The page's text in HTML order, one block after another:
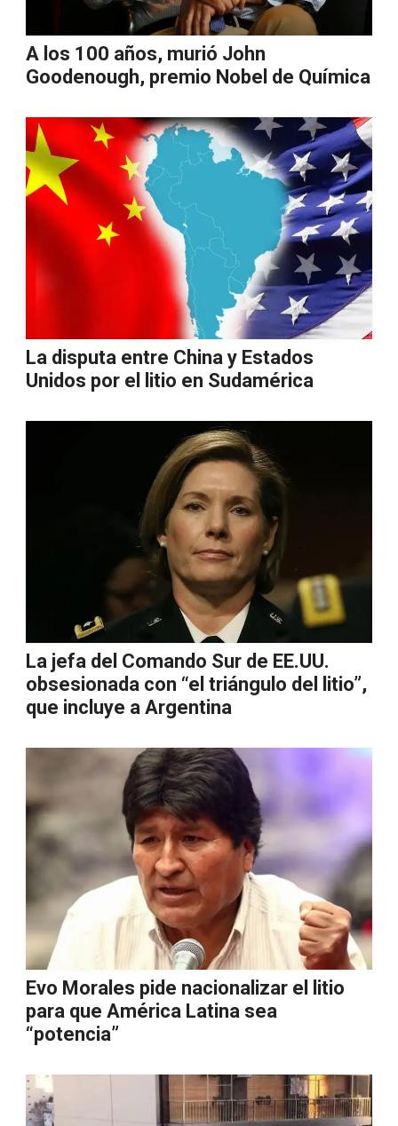
A los 100 años, murió John
Goodenough, premio Nobel de Química
La disputa entre China y Estados
Unidos por el litio en Sudamérica
La jefa del Comando Sur de EE.UU.
obsesionada con “el triángulo del litio”,
que incluye a Argentina
Evo Morales pide nacionalizar el litio
para que América Latina sea
“potencia”